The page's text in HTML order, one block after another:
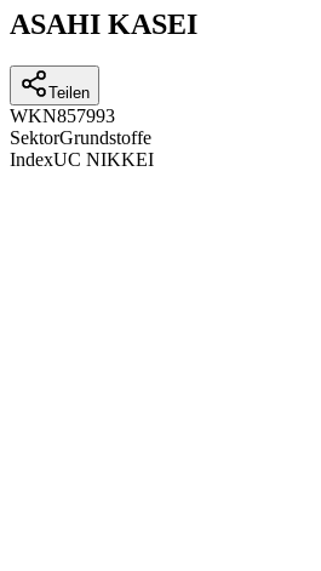
ASAHI KASEI
Teilen
WKN857993
SektorGrundstoffe
IndexUC NIKKEI